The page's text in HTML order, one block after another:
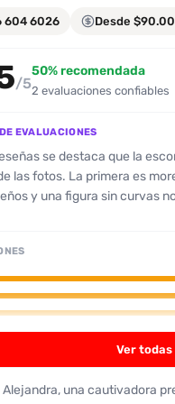
604 6026 Desde
/5
50% recomendada
2 evaluaciones confiables
EVALUACIONES
se destaca que la
las fotos. La primera es
y una figura sin curvas
senos medianos, aunque
califican el oral como
“ensaliva” y la segunda
No se menciona
escort se adapta sin inconvenientes. Actitud
sin quejas, y
da besitos y caricias tiernas;
y cuerpo no voluptuoso.
Ver
una cautivadora